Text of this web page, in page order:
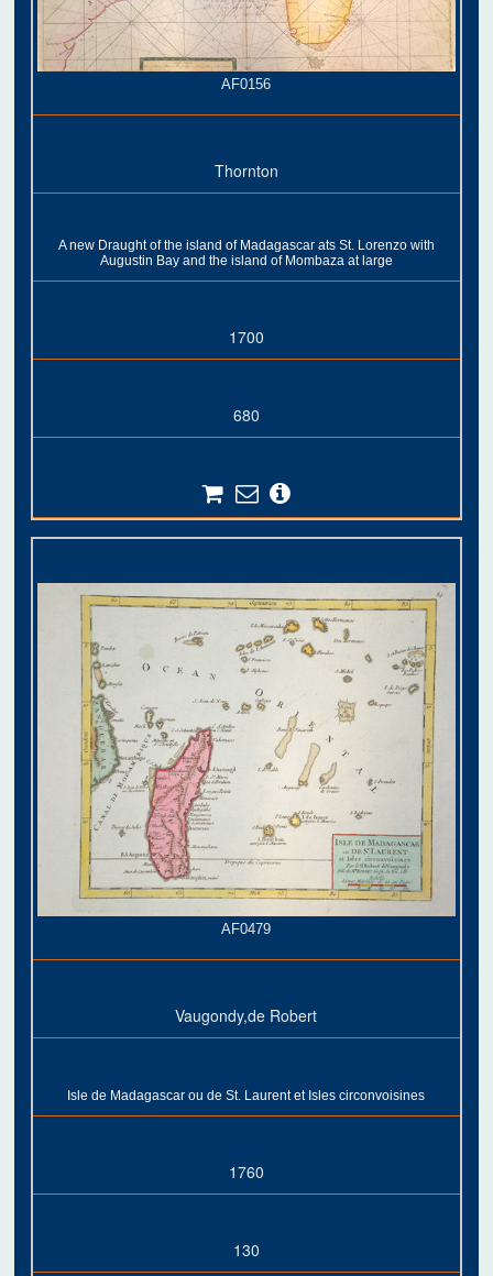
AF0156
Thornton
A new Draught of the island of Madagascar ats St. Lorenzo with
Augustin Bay and the island of Mombaza at large
1700
680
AF0479
Vaugondy,de Robert
Isle de Madagascar ou de St. Laurent et Isles circonvoisines
1760
130